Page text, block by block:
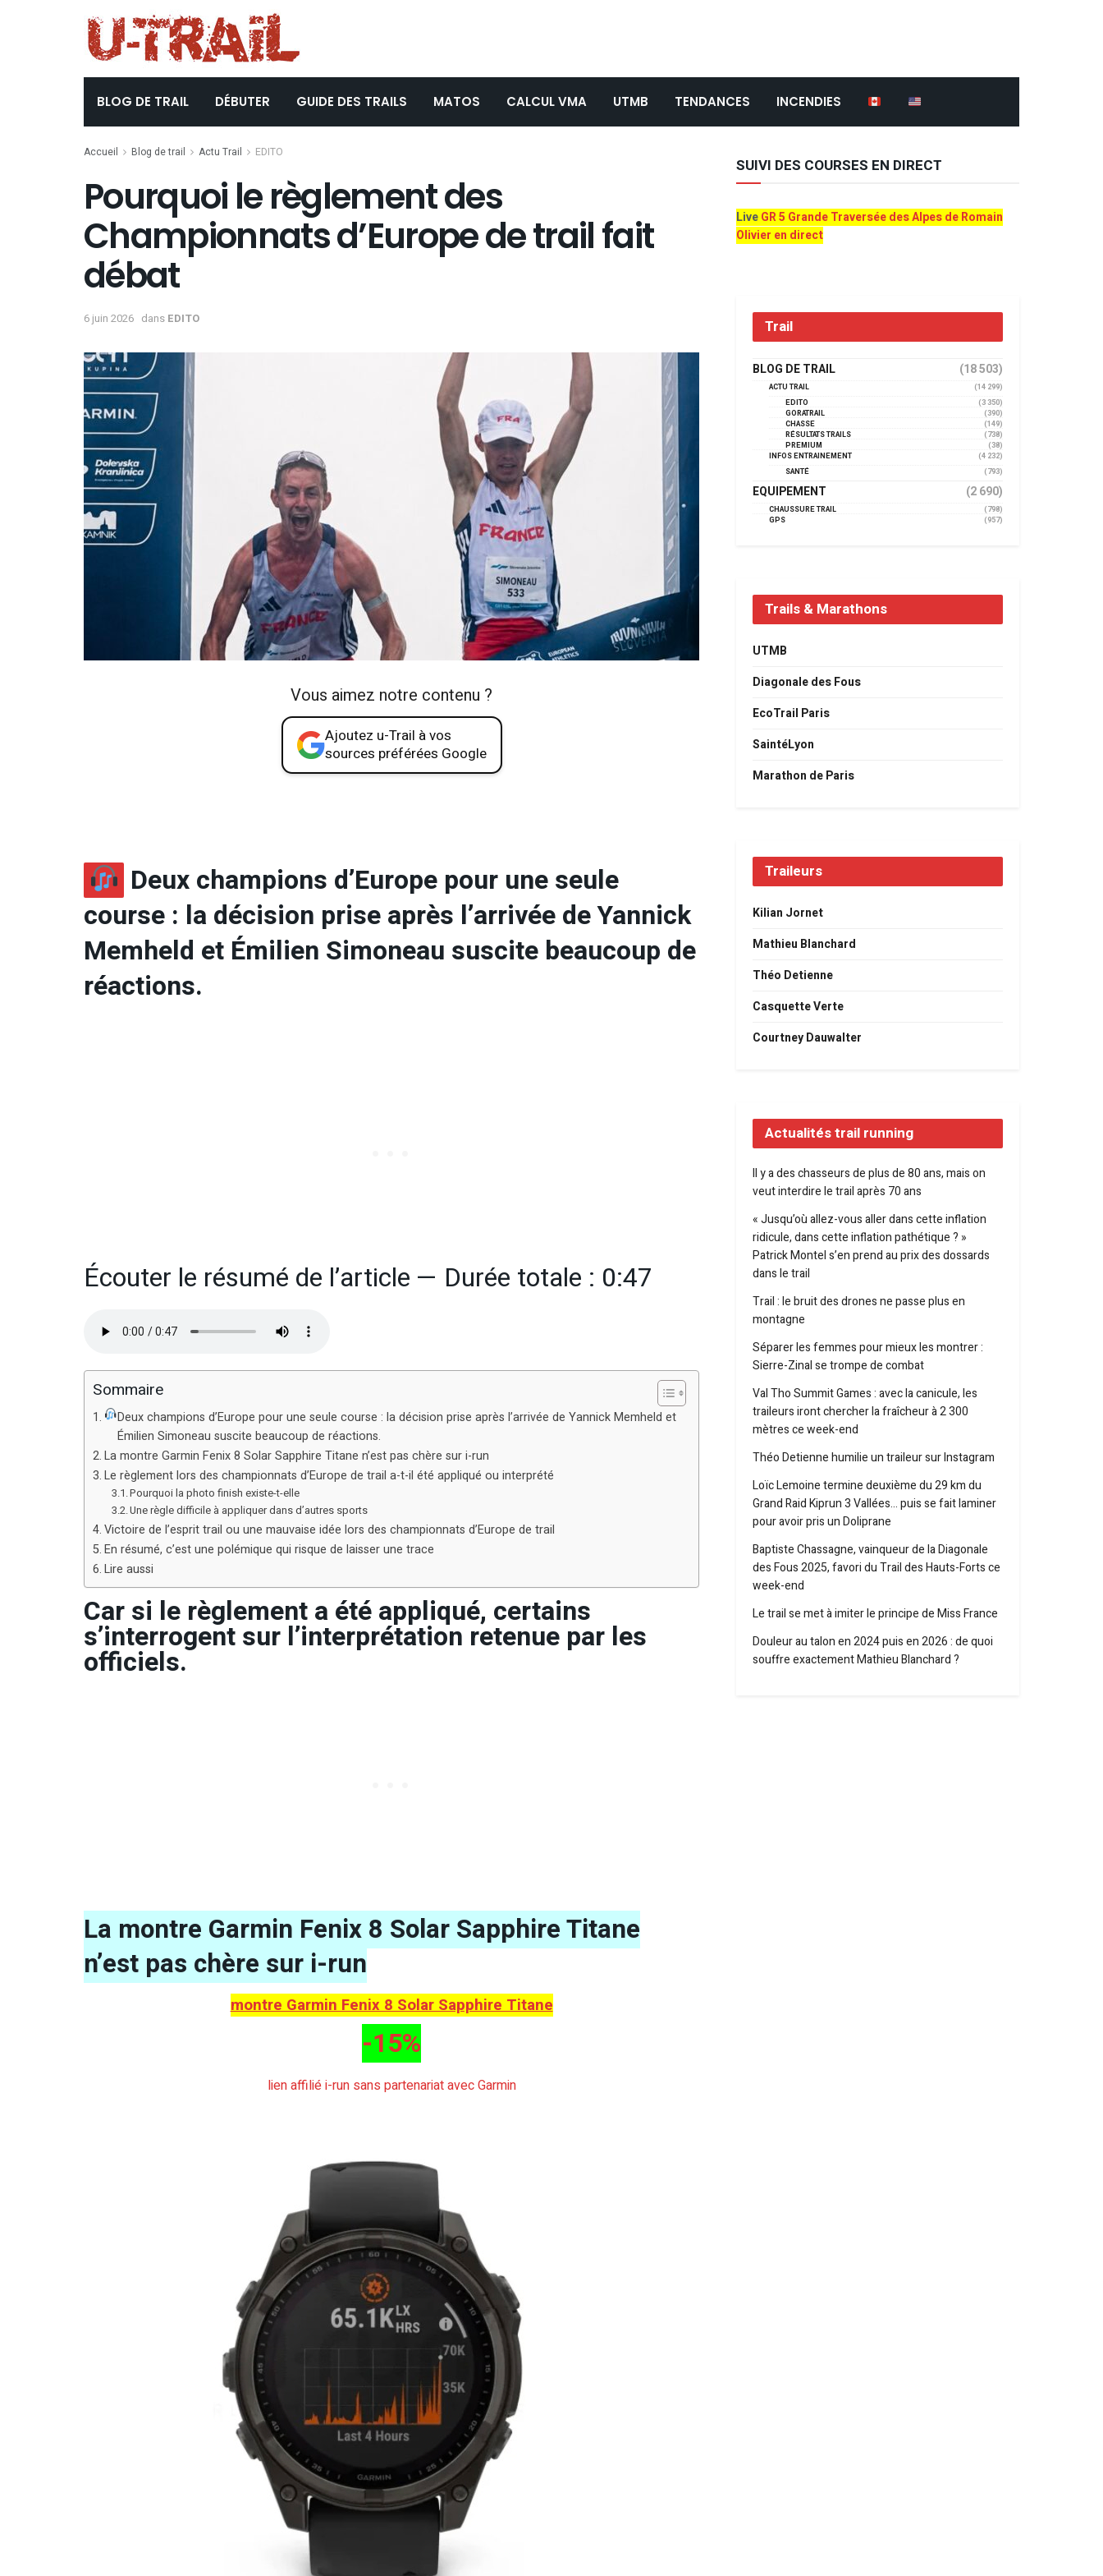
BLOG DE TRAIL DÉBUTER GUIDE DES TRAILS MATOS CALCUL VMA UTMB TENDANCES INCENDIES
Accueil Blog de trail Actu Trail EDITO
Pourquoi le règlement des
Championnats d’Europe de trail fait
débat
6 juin 2026 dans EDITO
Vous aimez notre contenu ?
Ajoutez u-Trail à vos
sources préférées Google
Deux champions d’Europe pour une seule
course : la décision prise après l’arrivée de Yannick
Memheld et Émilien Simoneau suscite beaucoup de
réactions.
Écouter le résumé de l’article — Durée totale : 0:47
Sommaire
Deux champions d’Europe pour une seule course : la décision prise après l’arrivée de Yannick Memheld et
Émilien Simoneau suscite beaucoup de réactions.
La montre Garmin Fenix 8 Solar Sapphire Titane n’est pas chère sur i-run
Le règlement lors des championnats d’Europe de trail a-t-il été appliqué ou interprété
Pourquoi la photo finish existe-t-elle
Une règle difficile à appliquer dans d’autres sports
Victoire de l’esprit trail ou une mauvaise idée lors des championnats d’Europe de trail
En résumé, c’est une polémique qui risque de laisser une trace
Lire aussi
Car si le règlement a été appliqué, certains
s’interrogent sur l’interprétation retenue par les
officiels.
La montre Garmin Fenix 8 Solar Sapphire Titane
n’est pas chère sur i-run
montre Garmin Fenix 8 Solar Sapphire Titane
-15%
lien affilié i-run sans partenariat avec Garmin
SUIVI DES COURSES EN DIRECT
LiveGR 5 Grande Traversée des Alpes de Romain
Olivier en direct
Trail
BLOG DE TRAIL (18 503)
ACTU TRAIL
(14 299)
EDITO
(3 350)
GORATRAIL
(390)
CHASSE
(149)
RÉSULTATS TRAILS
(738)
PREMIUM
(38)
INFOS ENTRAINEMENT
(4 232)
SANTÉ
(793)
EQUIPEMENT (2 690)
CHAUSSURE TRAIL
(798)
GPS
(957)
Trails & Marathons
UTMB
Diagonale des Fous
EcoTrail Paris
SaintéLyon
Marathon de Paris
Traileurs
Kilian Jornet
Mathieu Blanchard
Théo Detienne
Casquette Verte
Courtney Dauwalter
Actualités trail running
Il y a des chasseurs de plus de 80 ans, mais on
veut interdire le trail après 70 ans
« Jusqu’où allez-vous aller dans cette inflation
ridicule, dans cette inflation pathétique ? »
Patrick Montel s’en prend au prix des dossards
dans le trail
Trail : le bruit des drones ne passe plus en
montagne
Séparer les femmes pour mieux les montrer :
Sierre-Zinal se trompe de combat
Val Tho Summit Games : avec la canicule, les
traileurs iront chercher la fraîcheur à 2 300
mètres ce week-end
Théo Detienne humilie un traileur sur Instagram
Loïc Lemoine termine deuxième du 29 km du
Grand Raid Kiprun 3 Vallées… puis se fait laminer
pour avoir pris un Doliprane
Baptiste Chassagne, vainqueur de la Diagonale
des Fous 2025, favori du Trail des Hauts-Forts ce
week-end
Le trail se met à imiter le principe de Miss France
Douleur au talon en 2024 puis en 2026 : de quoi
souffre exactement Mathieu Blanchard ?